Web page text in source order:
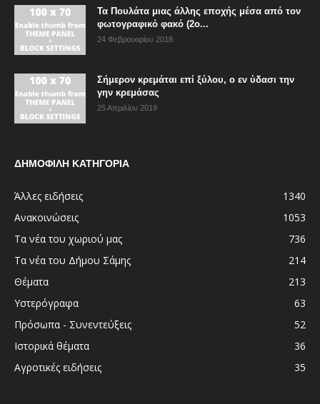
Τα Πουλάτα μιας άλλης εποχής μέσα από τον
φωτογραφικό φακό (2ο...
24 Φεβρουαρίου 2018
Σήμερον κρεμάται επί ξύλου, ο εν ύδασι την
γην κρεμάσας
25 Απριλίου 2019
ΔΗΜΟΦΙΛΗ ΚΑΤΗΓΟΡΙΑ
Άλλες ειδήσεις
1340
Ανακοινώσεις
1053
Τα νέα του χωριού μας
736
Τα νέα του Δήμου Σάμης
214
Θέματα
213
Υστερόγραφα
63
Πρόσωπα - Συνεντεύξεις
52
Ιστορικά θέματα
36
Αγροτικές ειδήσεις
35